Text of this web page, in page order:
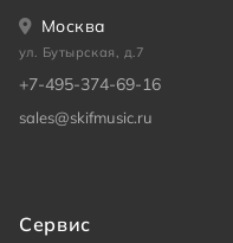
Москва
ул. Бутырская, д.7
+7-495-374-69-16
sales@skifmusic.ru
Сервис